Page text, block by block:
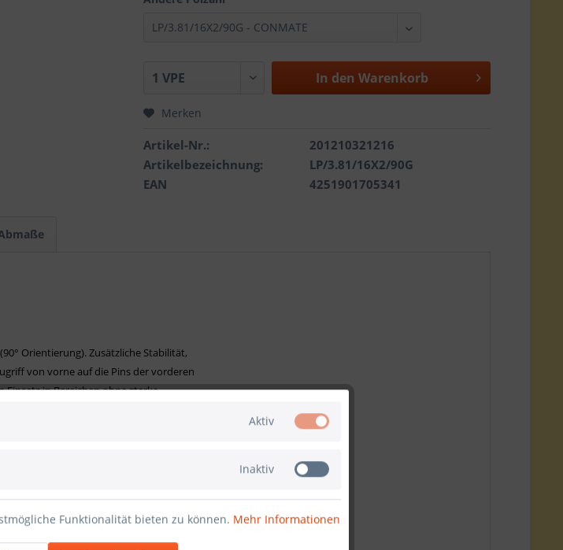
In den Warenkorb
Merken
Artikel-Nr.:
201210321216
Artikelbezeichnung:
LP/3.81/16X2/90G
EAN
4251901705341
Orientierung). Zusätzliche Stabilität,
von vorne auf die Pins der vorderen
in Bereichen ohne starke
Aktiv
Inaktiv
Funktionalität bieten zu können. Mehr Informationen